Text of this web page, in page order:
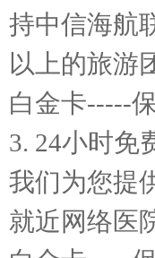
持中信海航
以上的旅游
白金卡-----
3. 24小时免
我们为您提
就近网络医